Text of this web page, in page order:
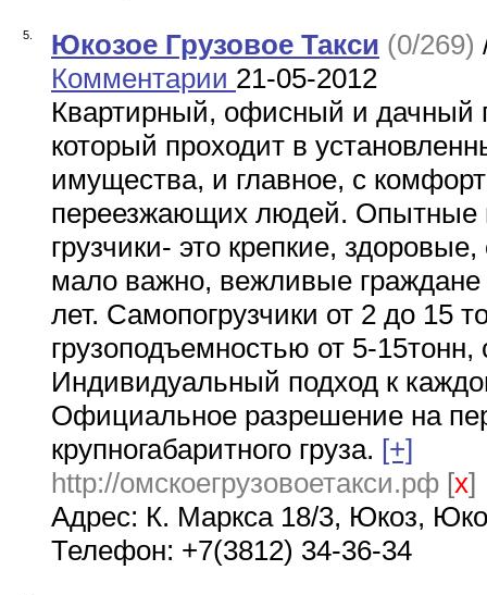
5. Юкозое Грузовое Такси (0/269)
Комментарии 21-05-2012
Квартирный, офисный и дачный
который проходит в
имущества, и главное, с
переезжающих людей. Опытные
грузчики- это крепкие,
мало важно, вежливые
лет. Самопогрузчики от 2 до 15
грузоподъемностью от 5-15тонн,
Индивидуальный подход к
Официальное разрешение на
крупногабаритного груза. [+]
http://омскоегрузовоетакси.рф [x]
Адрес: К. Маркса 18/3, Юкоз,
Телефон: +7(3812) 34-36-34